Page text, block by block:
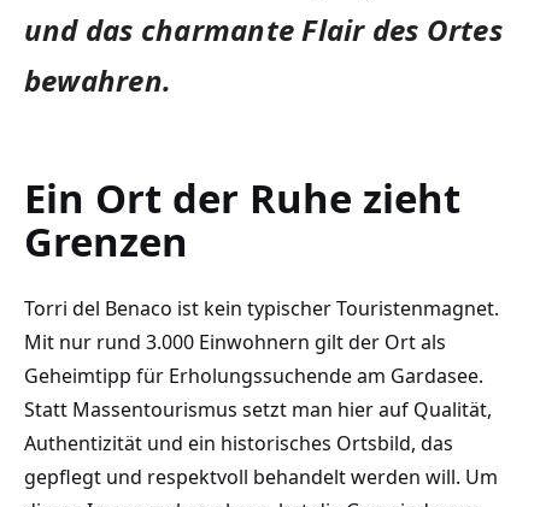
und das charmante Flair des Ortes
bewahren.
Ein Ort der Ruhe zieht
Grenzen
Torri del Benaco ist kein typischer Touristenmagnet.
Mit nur rund 3.000 Einwohnern gilt der Ort als
Geheimtipp für Erholungssuchende am Gardasee.
Statt Massentourismus setzt man hier auf Qualität,
Authentizität und ein historisches Ortsbild, das
gepflegt und respektvoll behandelt werden will. Um